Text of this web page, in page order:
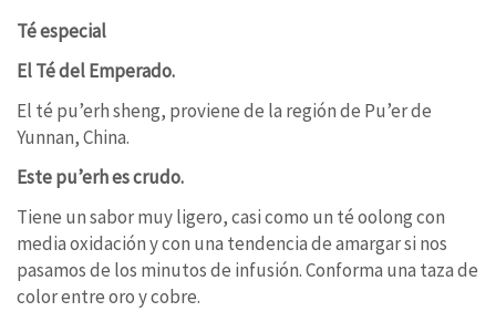
Té especial
El Té del Emperado.
El té pu’erh sheng, proviene de la región de Pu’er de
Yunnan, China.
Este pu’erh es crudo.
Tiene un sabor muy ligero, casi como un té oolong con
media oxidación y con una tendencia de amargar si nos
pasamos de los minutos de infusión. Conforma una taza de
color entre oro y cobre.